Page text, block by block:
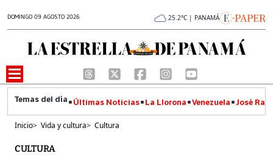
DOMINGO 09 AGOSTO 2026 25.2°C | PANAMÁ
Últimas Noticias La Llorona Venezuela José
Inicio> Vida y cultura> Cultura
CULTURA